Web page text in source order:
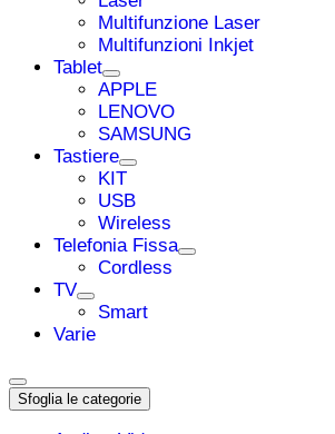
Multifunzione Laser
Multifunzioni Inkjet
Tablet
APPLE
LENOVO
SAMSUNG
Tastiere
KIT
USB
Wireless
Telefonia Fissa
Cordless
TV
Smart
Varie
Sfoglia le categorie